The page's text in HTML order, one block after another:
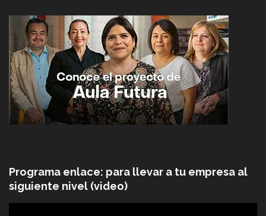
Programa enlace: para llevar a tu empresa al
siguiente nivel (video)